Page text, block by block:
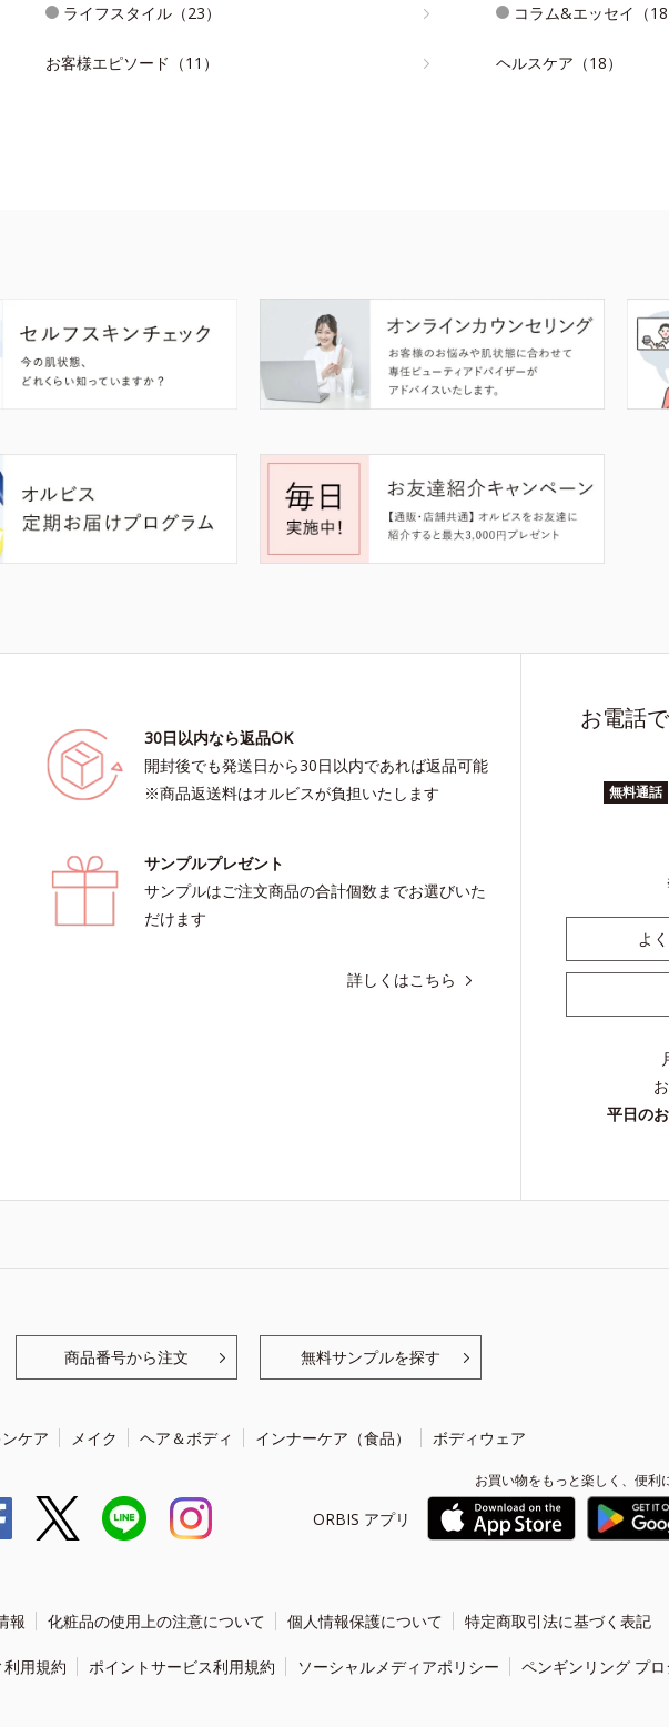
ライフスタイル（23） コラム&エッセイ（
お客様エピソード（11） ヘルスケア（18）
30日以内なら返品OK
開封後でも発送日から30日以内であれば返品可能
※商品返送料はオルビスが負担いたします
サンプルプレゼント
サンプルはご注文商品の合計個数までお選びいた
だけます
詳しくはこちら
お電話
無料通話
よ
平日の
商品番号から注文 無料サンプルを探す
ケア メイク ヘア＆ボディ インナーケア（食品） ボディウェア
ORBIS アプリ
お買い物をもっと楽しく、便利
報 化粧品の使用上の注意について 個人情報保護について 特定商取引法に基づく表記
用規約 ポイントサービス利用規約 ソーシャルメディアポリシー ペンギンリング プロ